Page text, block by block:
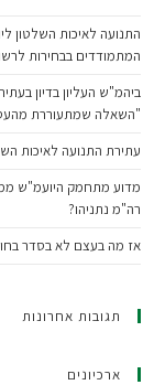
התנועה לאיכות השלטון
המתמודדים בבחירות
ביהמ"ש העליון בדיון
"השאלה שמתעוררת
עתירת התנועה לאיכות
מדוע מתחמק היועמ"ש
רה"מ נתניהו?
אז מה בעצם לא בסדר
תגובות אחרונות
ארכיונים